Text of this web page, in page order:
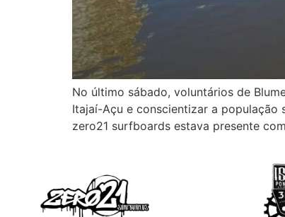
No último sábado, voluntários de
Itajaí-Açu e conscientizar a população
zero21 surfboards estava presente